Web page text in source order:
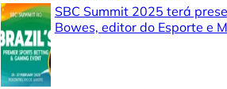
SBC Summit 2025 terá
Bowes, editor do Esporte e